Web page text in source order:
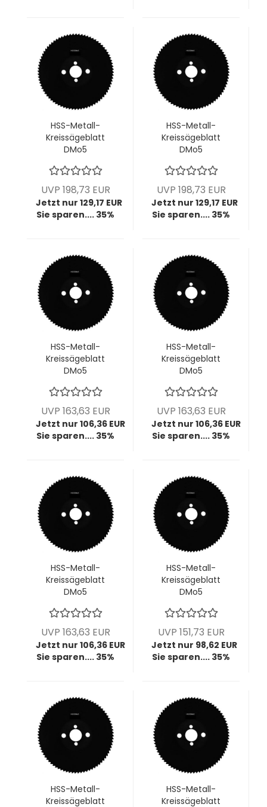
HSS-Metall-
Kreissägeblatt
DMo5
250x1,2x32 mm,
z180, BW T4,4, VPE
= 1 Stück
UVP 198,73 EUR
Jetzt nur 129,17 EUR
Sie sparen.... 35%
HSS-Metall-
Kreissägeblatt
DMo5
250x1,2x32 mm,
z200, BW T4, VPE =
1 Stück
UVP 198,73 EUR
Jetzt nur 129,17 EUR
Sie sparen.... 35%
HSS-Metall-
Kreissägeblatt
DMo5
250x1,6x32 mm,
z128, HZ T6, VPE = 1
Stück
UVP 163,63 EUR
Jetzt nur 106,36 EUR
Sie sparen.... 35%
HSS-Metall-
Kreissägeblatt
DMo5
250x1,6x32 mm,
z160, BW T5, VPE = 1
Stück
UVP 163,63 EUR
Jetzt nur 106,36 EUR
Sie sparen.... 35%
HSS-Metall-
Kreissägeblatt
DMo5
250x1,6x32 mm,
z200, BW T4, VPE =
1 Stück
UVP 163,63 EUR
Jetzt nur 106,36 EUR
Sie sparen.... 35%
HSS-Metall-
Kreissägeblatt
DMo5
250x2,0x32 mm,
z80, HZ T10, VPE = 1
Stück
UVP 151,73 EUR
Jetzt nur 98,62 EUR
Sie sparen.... 35%
HSS-Metall-
Kreissägeblatt
HSS-Metall-
Kreissägeblatt